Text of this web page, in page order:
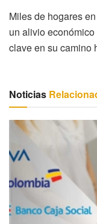
Miles de hogares
un alivio
clave en su camino
Noticias